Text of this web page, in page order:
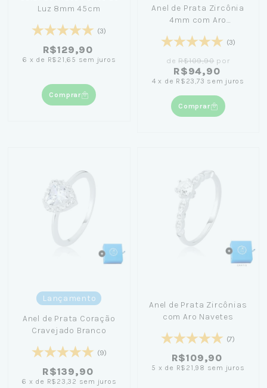
Luz 8mm 45cm
(3)
R$129,90
6 x de R$21,65 sem juros
Comprar
Anel de Prata Zircônia
4mm com Aro
Rio
(3)
deR$109,90 por
R$94,90
4 x de R$23,73 sem juros
Comprar
Lançamento
Anel de Prata Coração
Cravejado Branco
(9)
R$139,90
6 x de R$23,32 sem juros
Anel de Prata Zircônias
com Aro Navetes
(7)
R$109,90
5 x de R$21,98 sem juros